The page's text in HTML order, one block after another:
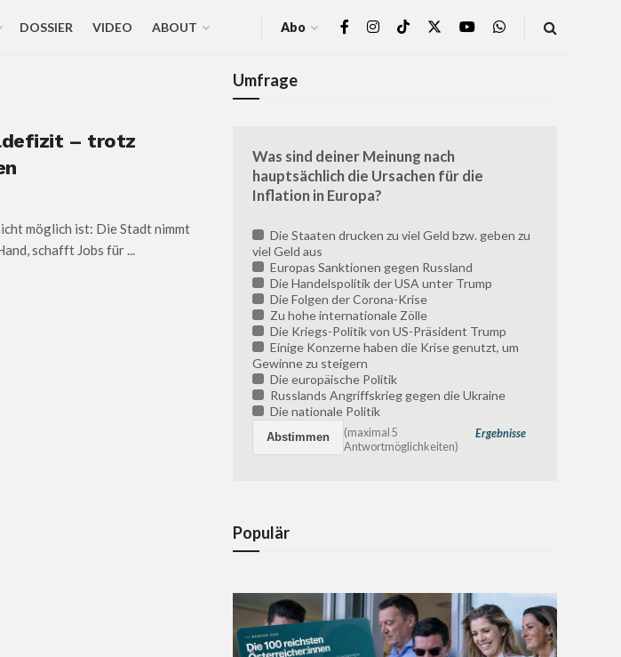
DOSSIER VIDEO ABOUT Abo
– trotz
möglich ist: Die Stadt nimmt
schafft Jobs für ...
Umfrage
Was sind deiner Meinung nach
hauptsächlich die Ursachen für die
Inflation in Europa?
Die Staaten drucken zu viel Geld bzw. geben zu
viel Geld aus
Europas Sanktionen gegen Russland
Die Handelspolitik der USA unter Trump
Die Folgen der Corona-Krise
Zu hohe internationale Zölle
Die Kriegs-Politik von US-Präsident Trump
Einige Konzerne haben die Krise genutzt, um
Gewinne zu steigern
Die europäische Politik
Russlands Angriffskrieg gegen die Ukraine
Die nationale Politik
Ergebnisse
(maximal 5
Antwortmöglichkeiten)
Populär